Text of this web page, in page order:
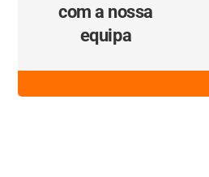
com a nossa
equipa